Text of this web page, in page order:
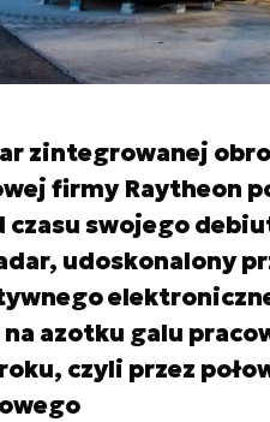
zintegrowanej
firmy Raytheon
swojego
udoskonalony
azotku galu
czyli przez